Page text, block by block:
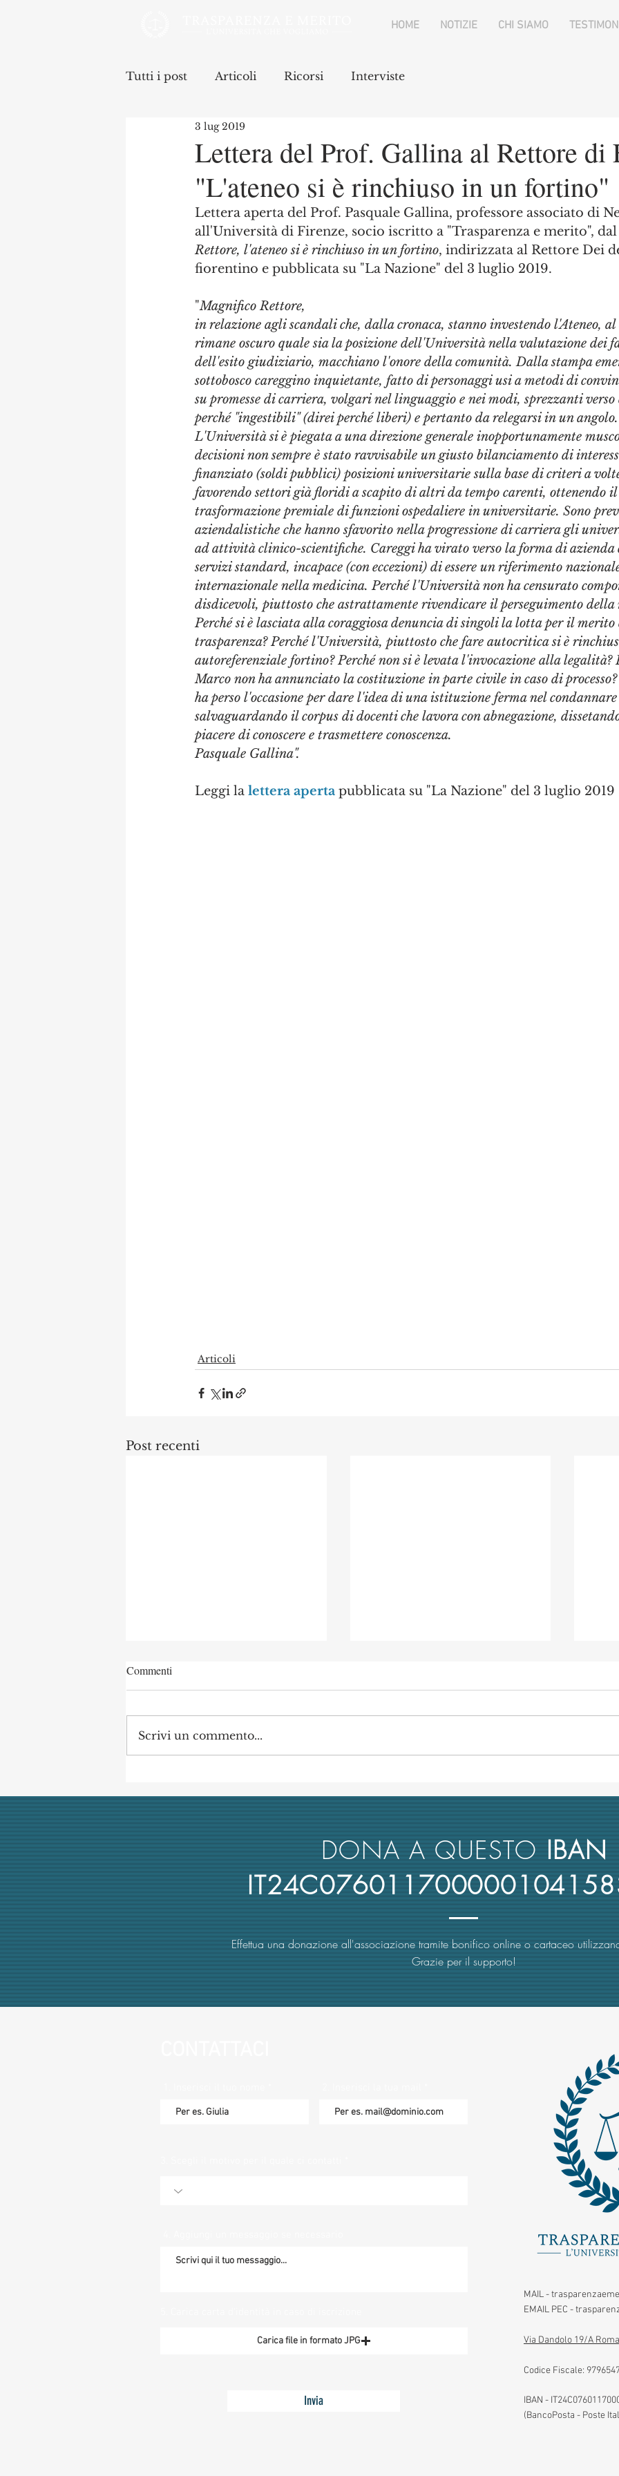
HOME NOTIZIE CHI SIAMO
Tutti i post Articoli Ricorsi Interviste
Lettera del Prof. Gallina al Rettore di
"L'ateneo si è rinchiuso in un fortino"
3 lug 2019
Lettera aperta del Prof. Pasquale Gallina, professore associato di
all'Università di Firenze, socio iscritto a "Trasparenza e merito",
Rettore, l'ateneo si è rinchiuso in un fortino, indirizzata al Rettore Dei
fiorentino e pubblicata su "La Nazione" del 3 luglio 2019.
"Magnifico Rettore,
in relazione agli scandali che, dalla cronaca, stanno investendo l'Ateneo,
rimane oscuro quale sia la posizione dell'Università nella valutazione dei
dell'esito giudiziario, macchiano l'onore della comunità. Dalla stampa
sottobosco careggino inquietante, fatto di personaggi usi a metodi di
su promesse di carriera, volgari nel linguaggio e nei modi, sprezzanti
perché "ingestibili" (direi perché liberi) e pertanto da relegarsi in un angolo.
L'Università si è piegata a una direzione generale inopportunamente
decisioni non sempre è stato ravvisabile un giusto bilanciamento di
finanziato (soldi pubblici) posizioni universitarie sulla base di criteri a
favorendo settori già floridi a scapito di altri da tempo carenti, ottenendo
trasformazione premiale di funzioni ospedaliere in universitarie. Sono
aziendalistiche che hanno sfavorito nella progressione di carriera gli
ad attività clinico-scientifiche. Careggi ha virato verso la forma di azienda
servizi standard, incapace (con eccezioni) di essere un riferimento
internazionale nella medicina. Perché l'Università non ha censurato
disdicevoli, piuttosto che astrattamente rivendicare il perseguimento della
Perché si è lasciata alla coraggiosa denuncia di singoli la lotta per il merito
trasparenza? Perché l'Università, piuttosto che fare autocritica si è
autoreferenziale fortino? Perché non si è levata l'invocazione alla legalità?
Marco non ha annunciato la costituzione in parte civile in caso di
ha perso l'occasione per dare l'idea di una istituzione ferma nel
salvaguardando il corpus di docenti che lavora con abnegazione,
piacere di conoscere e trasmettere conoscenza.
Pasquale Gallina".
Leggi la lettera aperta pubblicata su "La Nazione" del 3 luglio 2019
Articoli
Post recenti
Classica a Uni Vanvitelli
conto del merito scientifico nel
Commenti
Scrivi un commento...
DONA A QUESTO IBAN
Effettua una donazione all'associazione tramite bonifico online o cartaceo
Grazie per il supporto!
Carica file in formato JPG
Invia
MAIL -
EMAIL PEC -
Via Dandolo 19/A
Codice Fiscale:
IBAN -
(BancoPosta - Poste